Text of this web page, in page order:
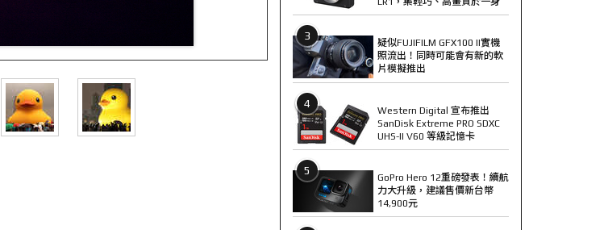
3
疑似FUJIFILM GFX100 II實機
照流出！同時可能會有新的軟
片模擬推出
4
Western Digital 宣布推出
SanDisk Extreme PRO SDXC
UHS-II V60 等級記憶卡
5
GoPro Hero 12重磅發表！續航
力大升級，建議售價新台幣
14,900元